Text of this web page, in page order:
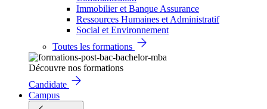
Immobilier et Banque Assurance
Ressources Humaines et Administratif
Social et Environnement
Toutes les formations
Découvre nos formations
Candidate
Campus